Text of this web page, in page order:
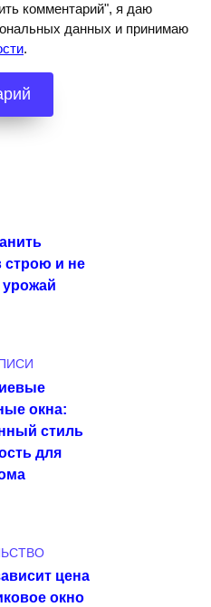
комментарий", я даю
данных и принимаю
.
строю и не
урожай
окна:
стиль
для
цена
окно